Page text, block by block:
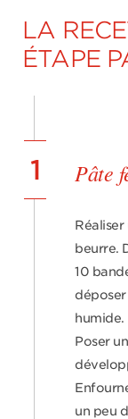
LA
ÉTAPE
1 Pâte
beurre.
10
humide.
Poser
un peu